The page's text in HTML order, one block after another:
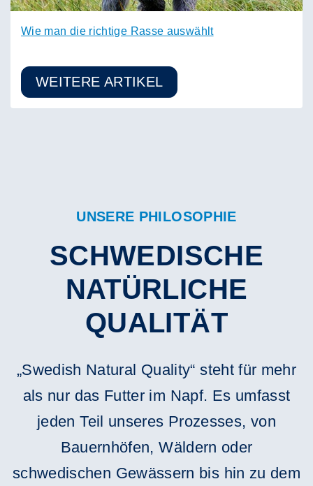
Wie man die richtige Rasse auswählt
WEITERE ARTIKEL
UNSERE PHILOSOPHIE
SCHWEDISCHE
NATÜRLICHE
QUALITÄT
„Swedish Natural Quality“ steht für mehr
als nur das Futter im Napf. Es umfasst
jeden Teil unseres Prozesses, von
Bauernhöfen, Wäldern oder
schwedischen Gewässern bis hin zu dem